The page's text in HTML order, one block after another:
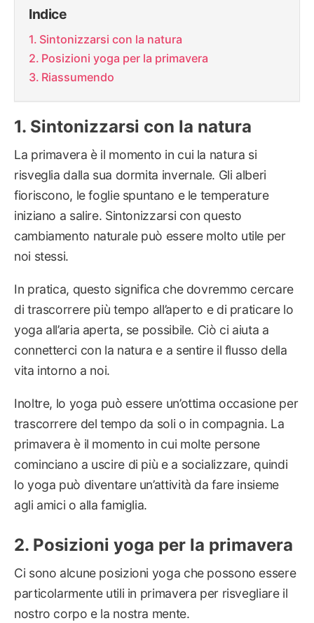
Indice
Sintonizzarsi con la natura
Posizioni yoga per la primavera
Riassumendo
Sintonizzarsi con la natura
La primavera è il momento in cui la natura si
risveglia dalla sua dormita invernale. Gli alberi
fioriscono, le foglie spuntano e le temperature
iniziano a salire. Sintonizzarsi con questo
cambiamento naturale può essere molto utile per
noi stessi.
In pratica, questo significa che dovremmo cercare
di trascorrere più tempo all’aperto e di praticare lo
yoga all’aria aperta, se possibile. Ciò ci aiuta a
connetterci con la natura e a sentire il flusso della
vita intorno a noi.
Inoltre, lo yoga può essere un’ottima occasione per
trascorrere del tempo da soli o in compagnia. La
primavera è il momento in cui molte persone
cominciano a uscire di più e a socializzare, quindi
lo yoga può diventare un’attività da fare insieme
agli amici o alla famiglia.
Posizioni yoga per la primavera
Ci sono alcune posizioni yoga che possono essere
particolarmente utili in primavera per risvegliare il
nostro corpo e la nostra mente.